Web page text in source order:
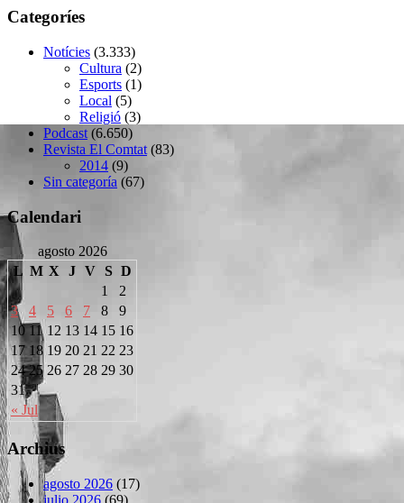
Categoríes
Notícies (3.333)
Cultura (2)
Esports (1)
Local (5)
Religió (3)
Podcast (6.650)
Revista El Comtat (83)
2014 (9)
Sin categoría (67)
Calendari
agosto 2026
L M X J V S D
« Jul
1
2
3
4 5 6 7 8
9
10 11 12 13 14 15 16
17 18 19 20 21 22 23
24 25 26 27 28 29 30
31
Archius
agosto 2026 (17)
julio 2026 (69)